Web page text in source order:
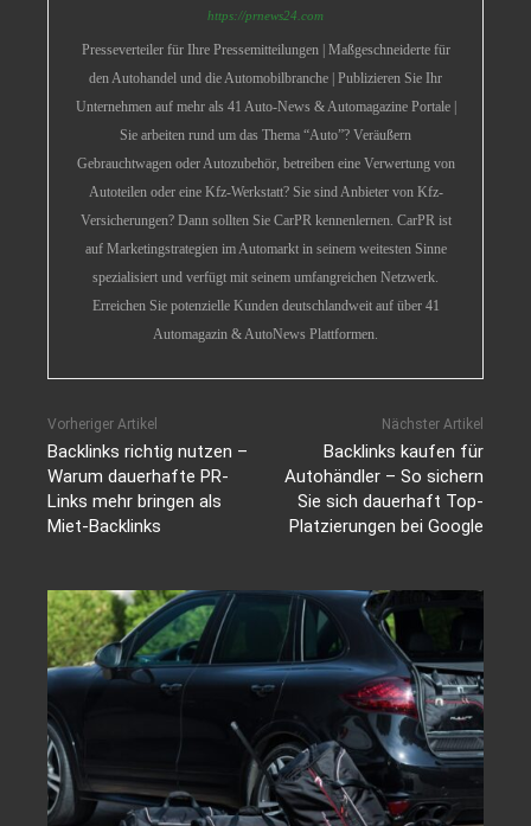
https://prnews24.com
Presseverteiler für Ihre Pressemitteilungen | Maßgeschneiderte für
den Autohandel und die Automobilbranche | Publizieren Sie Ihr
Unternehmen auf mehr als 41 Auto-News & Automagazine Portale |
Sie arbeiten rund um das Thema “Auto”? Veräußern
Gebrauchtwagen oder Autozubehör, betreiben eine Verwertung von
Autoteilen oder eine Kfz-Werkstatt? Sie sind Anbieter von Kfz-
Versicherungen? Dann sollten Sie CarPR kennenlernen. CarPR ist
auf Marketingstrategien im Automarkt in seinem weitesten Sinne
spezialisiert und verfügt mit seinem umfangreichen Netzwerk.
Erreichen Sie potenzielle Kunden deutschlandweit auf über 41
Automagazin & AutoNews Plattformen.
Vorheriger Artikel
Backlinks richtig nutzen –
Warum dauerhafte PR-
Links mehr bringen als
Miet-Backlinks
Nächster Artikel
Backlinks kaufen für
Autohändler – So sichern
Sie sich dauerhaft Top-
Platzierungen bei Google